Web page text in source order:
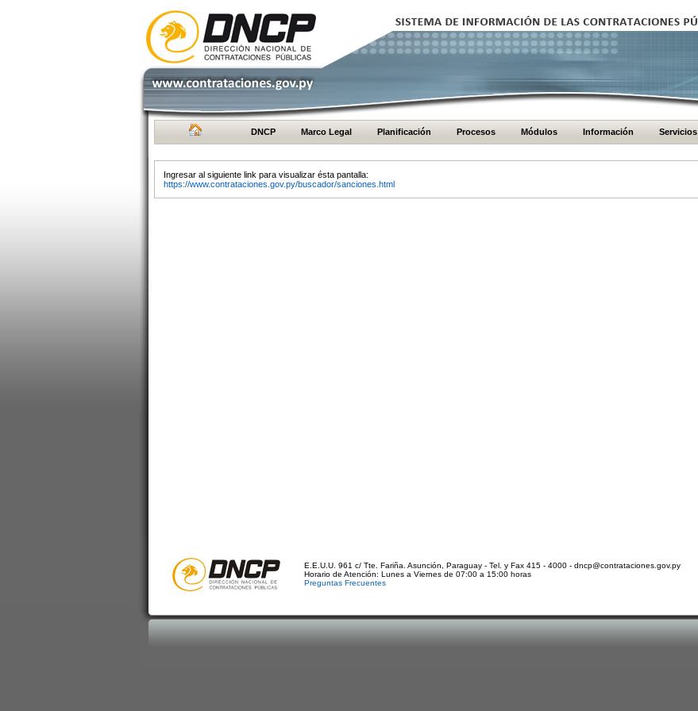
DNCP Marco Legal Planificación Procesos Módulos Información Servicios
Ingresar al siguiente link para visualizar ésta pantalla:
https://www.contrataciones.gov.py/buscador/sanciones.html
E.E.U.U. 961 c/ Tte. Fariña. Asunción, Paraguay - Tel. y Fax 415 - 4000 - dncp@contrataciones.gov.py
Horario de Atención: Lunes a Viernes de 07:00 a 15:00 horas
Preguntas Frecuentes